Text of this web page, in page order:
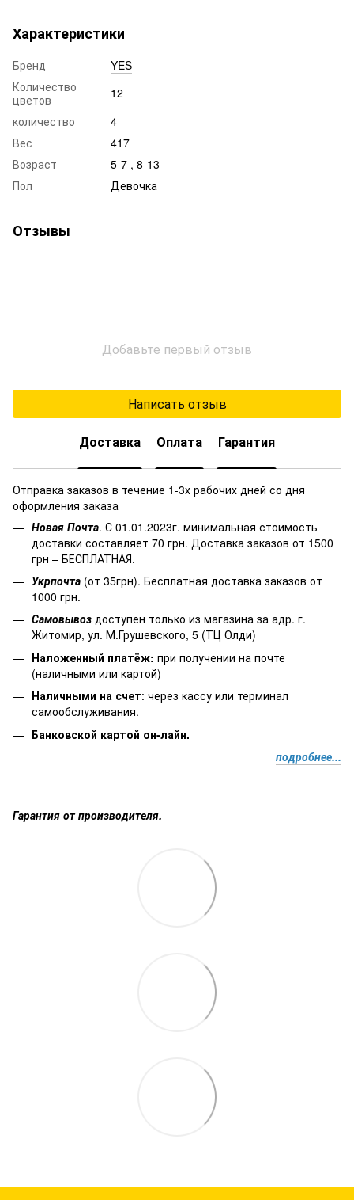
Характеристики
Бренд
YES
Количество
цветов
12
количество
4
Вес
417
Возраст
5-7 , 8-13
Пол
Девочка
Отзывы
Добавьте первый отзыв
Написать отзыв
Доставка Оплата Гарантия
Отправка заказов в течение 1-3х рабочих дней со дня
оформления заказа
Новая Почта. С 01.01.2023г. минимальная стоимость
доставки составляет 70 грн. Доставка заказов от 1500
грн – БЕСПЛАТНАЯ.
Укрпочта (от 35грн). Бесплатная доставка заказов от
1000 грн.
Самовывоз доступен только из магазина за адр. г.
Житомир, ул. М.Грушевского, 5 (ТЦ Олди)
Наложенный платёж: при получении на почте
(наличными или картой)
Наличными на счет: через кассу или терминал
самообслуживания.
Банковской картой он-лайн.
подробнее...
Гарантия от производителя.